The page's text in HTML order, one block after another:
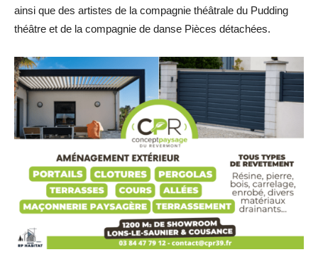
ainsi que des artistes de la compagnie théâtrale du Pudding
théâtre et de la compagnie de danse Pièces détachées.